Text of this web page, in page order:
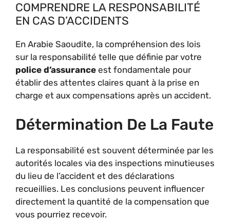
COMPRENDRE LA RESPONSABILITÉ
EN CAS D’ACCIDENTS
En Arabie Saoudite, la compréhension des lois
sur la responsabilité telle que définie par votre
police d’assurance est fondamentale pour
établir des attentes claires quant à la prise en
charge et aux compensations après un accident.
Détermination De La Faute
La responsabilité est souvent déterminée par les
autorités locales via des inspections minutieuses
du lieu de l’accident et des déclarations
recueillies. Les conclusions peuvent influencer
directement la quantité de la compensation que
vous pourriez recevoir.